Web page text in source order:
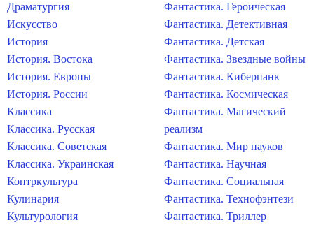
Драматургия
Искусство
История
История. Востока
История. Европы
История. России
Классика
Классика. Русская
Классика. Советская
Классика. Украинская
Контркультура
Кулинария
Культурология
Фантастика. Героическая
Фантастика. Детективная
Фантастика. Детская
Фантастика. Звездные войны
Фантастика. Киберпанк
Фантастика. Космическая
Фантастика. Магический
реализм
Фантастика. Мир пауков
Фантастика. Научная
Фантастика. Социальная
Фантастика. Технофэнтези
Фантастика. Триллер